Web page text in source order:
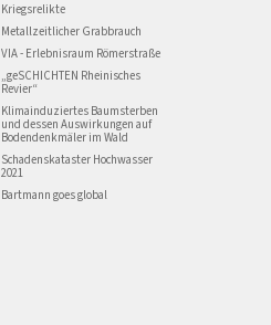
Kriegsrelikte
Metallzeitlicher Grabbrauch
VIA - Erlebnisraum Römerstraße
„geSCHICHTEN Rheinisches
Revier“
Klimainduziertes Baumsterben
und dessen Auswirkungen auf
Bodendenkmäler im Wald
Schadenskataster Hochwasser
2021
Bartmann goes global